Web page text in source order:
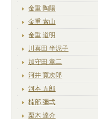
金重 陶陽
金重 素山
金重 道明
川喜田 半泥子
加守田 章二
河井 寛次郎
河本 五郎
楠部 彌弌
栗木 達介